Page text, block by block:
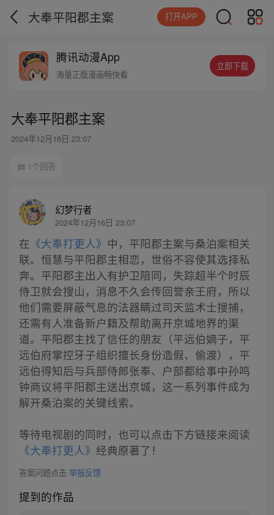
大奉平阳郡主案 打开APP
腾讯动漫App
海量正版漫画畅快看
立即下载
大奉平阳郡主案
2024年12月16日 23:07
1个回答
幻梦行者
2024年12月16日 23:07
在 《大奉打更人》 中，平阳郡主案与桑泊案相关
联。恒慧与平阳郡主相恋，世俗不容使其选择私
奔。平阳郡主出入有护卫陪同，失踪超半个时辰
侍卫就会搜山，消息不久会传回誉亲王府，所以
他们需要屏蔽气息的法器瞒过司天监术士搜捕，
还需有人准备新户籍及帮助离开京城地界的渠
道。平阳郡主找了信任的朋友（平远伯嫡子，平
远伯府掌控牙子组织擅长身份造假、偷渡），平
远伯得知后与兵部侍郎张奉、户部都给事中孙鸣
钟商议将平阳郡主送出京城，这一系列事件成为
解开桑泊案的关键线索。
等待电视剧的同时，也可以点击下方链接来阅读
《大奉打更人》 经典原著了！
答案问题点击 举报反馈
提到的作品